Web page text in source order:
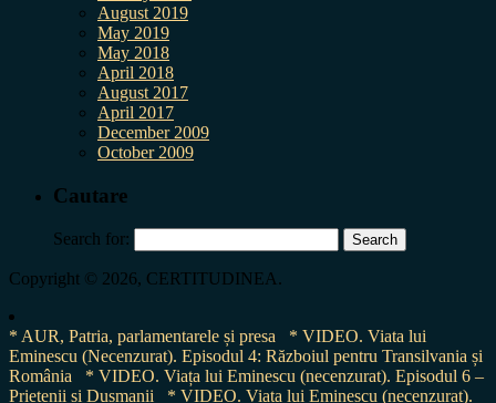
August 2019
May 2019
May 2018
April 2018
August 2017
April 2017
December 2009
October 2009
Cautare
Search for:
Copyright © 2026, CERTITUDINEA.
* AUR, Patria, parlamentarele și presa
* VIDEO. Viata lui
Eminescu (Necenzurat). Episodul 4: Războiul pentru Transilvania și
România
* VIDEO. Viața lui Eminescu (necenzurat). Episodul 6 –
Prietenii și Dușmanii
* VIDEO. Viața lui Eminescu (necenzurat).